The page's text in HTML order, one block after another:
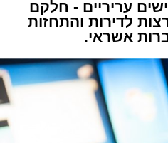
עריריים - חלקם
לדירות והתחזות
אשראי.